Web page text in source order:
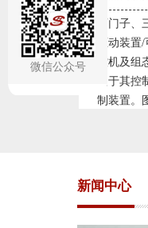
流伺服
300/工
行业
西门子
驱动装置
控机及
由于其
制装置。
新闻中心
微信公众号